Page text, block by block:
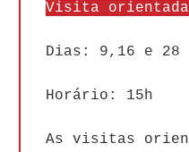
Visita orientada
Dias: 9,16 e 28
Horário: 15h
As visitas